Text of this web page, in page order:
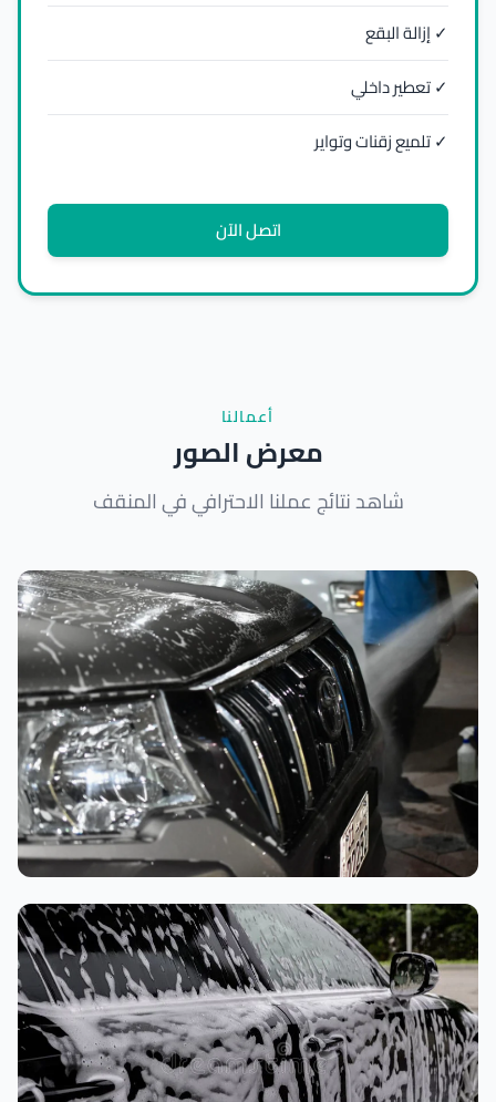
✓ إزالة البقع
✓ تعطير داخلي
✓ تلميع زقنات وتواير
اتصل الآن
أعمالنا
معرض الصور
شاهد نتائج عملنا الاحترافي في المنقف
تنظيف داخلي